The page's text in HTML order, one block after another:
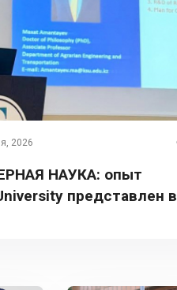
2026
НАУКА: опыт
представлен в